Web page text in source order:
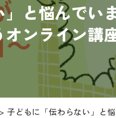
と悩んでい
ンライン講
> 子どもに「伝わらない」と